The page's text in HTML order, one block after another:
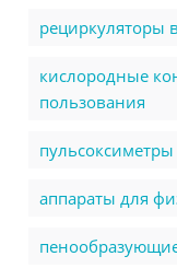
рециркуляторы
кислородные
пользования
аппараты для